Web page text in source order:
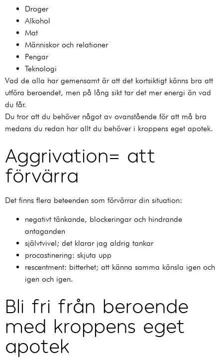
Droger
Alkohol
Mat
Människor och relationer
Pengar
Teknologi
Vad de alla har gemensamt är att det kortsiktigt känns bra att
utföra beroendet, men på lång sikt tar det mer energi än vad
du får.
Du tror att du behöver något av ovanstående för att må bra
medans du redan har allt du behöver i kroppens eget apotek.
Aggrivation= att
förvärra
Det finns flera beteenden som förvärrar din situation:
negativt tänkande, blockeringar och hindrande
antaganden
självtvivel; det klarar jag aldrig tankar
procastinering: skjuta upp
rescentment: bitterhet; att känna samma känsla igen och
igen och igen.
Bli fri från beroende
med kroppens eget
apotek